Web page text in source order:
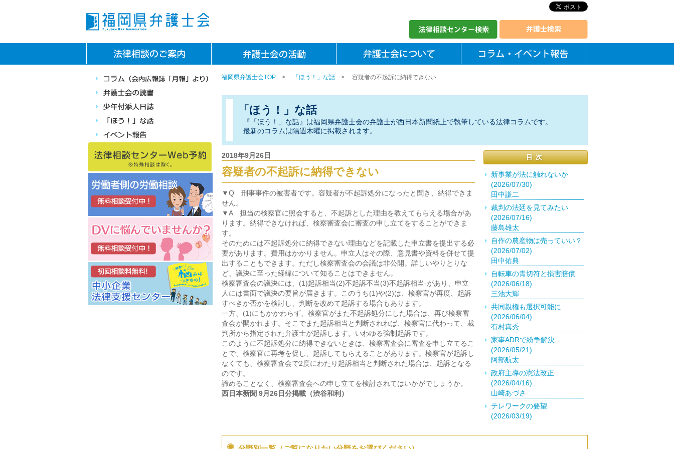
福岡県弁護士会TOP > 「ほう！」な話 > 容疑者の不起訴に納得できない
「ほう！」な話
『「ほう！」な話』は福岡県弁護士会の弁護士が西日本新聞紙上で執筆している法律コラムです。
最新のコラムは隔週木曜に掲載されます。
2018年9月26日
容疑者の不起訴に納得できない
▼Q 刑事事件の被害者です。容疑者が不起訴処分になったと聞き、納得できま
せん。
▼A 担当の検察官に照会すると、不起訴とした理由を教えてもらえる場合があ
ります。納得できなければ、検察審査会に審査の申し立てをすることができま
す。
そのためには不起訴処分に納得できない理由などを記載した申立書を提出する必
要があります。費用はかかりません。申立人はその際、意見書や資料を併せて提
出することもできます。ただし検察審査会の会議は非公開。詳しいやりとりな
ど、議決に至った経緯について知ることはできません。
検察審査会の議決には、(1)起訴相当(2)不起訴不当(3)不起訴相当-があり、申立
人には書面で議決の要旨が届きます。このうち(1)や(2)は、検察官が再度、起訴
すべきか否かを検討し、判断を改めて起訴する場合もあります。
一方、(1)にもかかわらず、検察官がまた不起訴処分にした場合は、再び検察審
査会が開かれます。そこでまた起訴相当と判断されれば、検察官に代わって、裁
判所から指定された弁護士が起訴します。いわゆる強制起訴です。
このように不起訴処分に納得できないときは、検察審査会に審査を申し立てるこ
とで、検察官に再考を促し、起訴してもらえることがあります。検察官が起訴し
なくても、検察審査会で2度にわたり起訴相当と判断された場合は、起訴となる
のです。
諦めることなく、検察審査会への申し立てを検討されてはいかがでしょうか。
西日本新聞 9月26日分掲載（渋谷和利）
目次
新事業が法に触れないか
(2026/07/30)
田中謙二
裁判の法廷を見てみたい
(2026/07/16)
藤島雄太
自作の農産物は売っていい？
(2026/07/02)
田中佑典
自転車の青切符と損害賠償
(2026/06/18)
三池大輝
共同親権も選択可能に
(2026/06/04)
有村真秀
家事ADRで紛争解決
(2026/05/21)
阿部航太
政府主導の憲法改正
(2026/04/16)
山崎あづさ
テレワークの要望
(2026/03/19)